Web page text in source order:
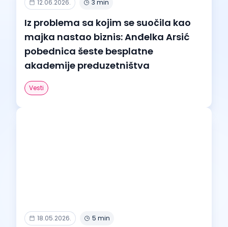
12.06.2026. 3 min
Iz problema sa kojim se suočila kao
majka nastao biznis: Anđelka Arsić
pobednica šeste besplatne
akademije preduzetništva
Vesti
18.05.2026. 5 min